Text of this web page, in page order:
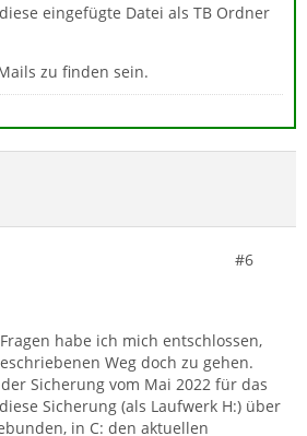
eingefügte Datei als TB Ordner
zu finden sein.
#6
habe ich mich entschlossen,
Weg doch zu gehen.
Sicherung vom Mai 2022 für das
Sicherung (als Laufwerk H:) über
in C: den aktuellen